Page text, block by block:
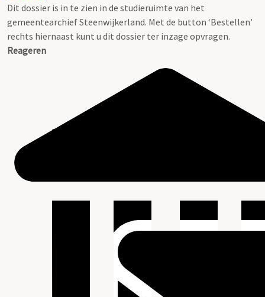
Dit dossier is in te zien in de studieruimte van het
gemeentearchief Steenwijkerland. Met de button ‘Bestellen’
rechts hiernaast kunt u dit dossier ter inzage opvragen.
Reageren